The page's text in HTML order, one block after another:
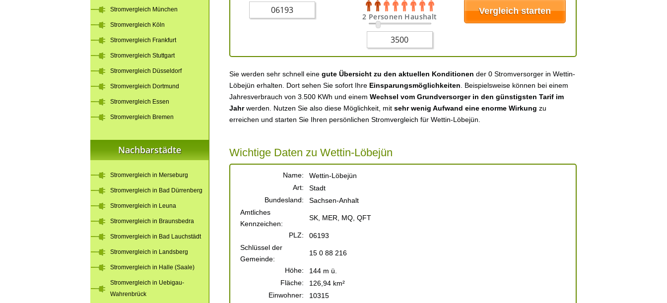
2 Personen Haushalt
Sie werden sehr schnell eine gute Übersicht zu den aktuellen Konditionen der 0 Stromversorger in Wettin-
Löbejün erhalten. Dort sehen Sie sofort Ihre Einsparungsmöglichkeiten . Beispielsweise können bei einem
Jahresverbrauch von 3.500 KWh und einem Wechsel vom Grundversorger in den günstigsten Tarif im
Jahrwerden. Nutzen Sie also diese Möglichkeit, mit sehr wenig Aufwand eine enorme Wirkung zu
erreichen und starten Sie Ihren persönlichen Stromvergleich für Wettin-Löbejün.
Wichtige Daten zu Wettin-Löbejün
Name:
Wettin-Löbejün
Art:
Stadt
Bundesland:
Sachsen-Anhalt
Amtliches
Kennzeichen:
SK, MER, MQ, QFT
PLZ:
06193
Schlüssel der
Gemeinde:
15 0 88 216
Höhe:
144 m ü.
Fläche:
126,94 km²
Einwohner:
10315
Stromvergleich München
Stromvergleich Köln
Stromvergleich Frankfurt
Stromvergleich Stuttgart
Stromvergleich Düsseldorf
Stromvergleich Dortmund
Stromvergleich Essen
Stromvergleich Bremen
Nachbarstädte
Stromvergleich in Merseburg
Stromvergleich in Bad Dürrenberg
Stromvergleich in Leuna
Stromvergleich in Braunsbedra
Stromvergleich in Bad Lauchstädt
Stromvergleich in Landsberg
Stromvergleich in Halle (Saale)
Stromvergleich in Uebigau-
Wahrenbrück